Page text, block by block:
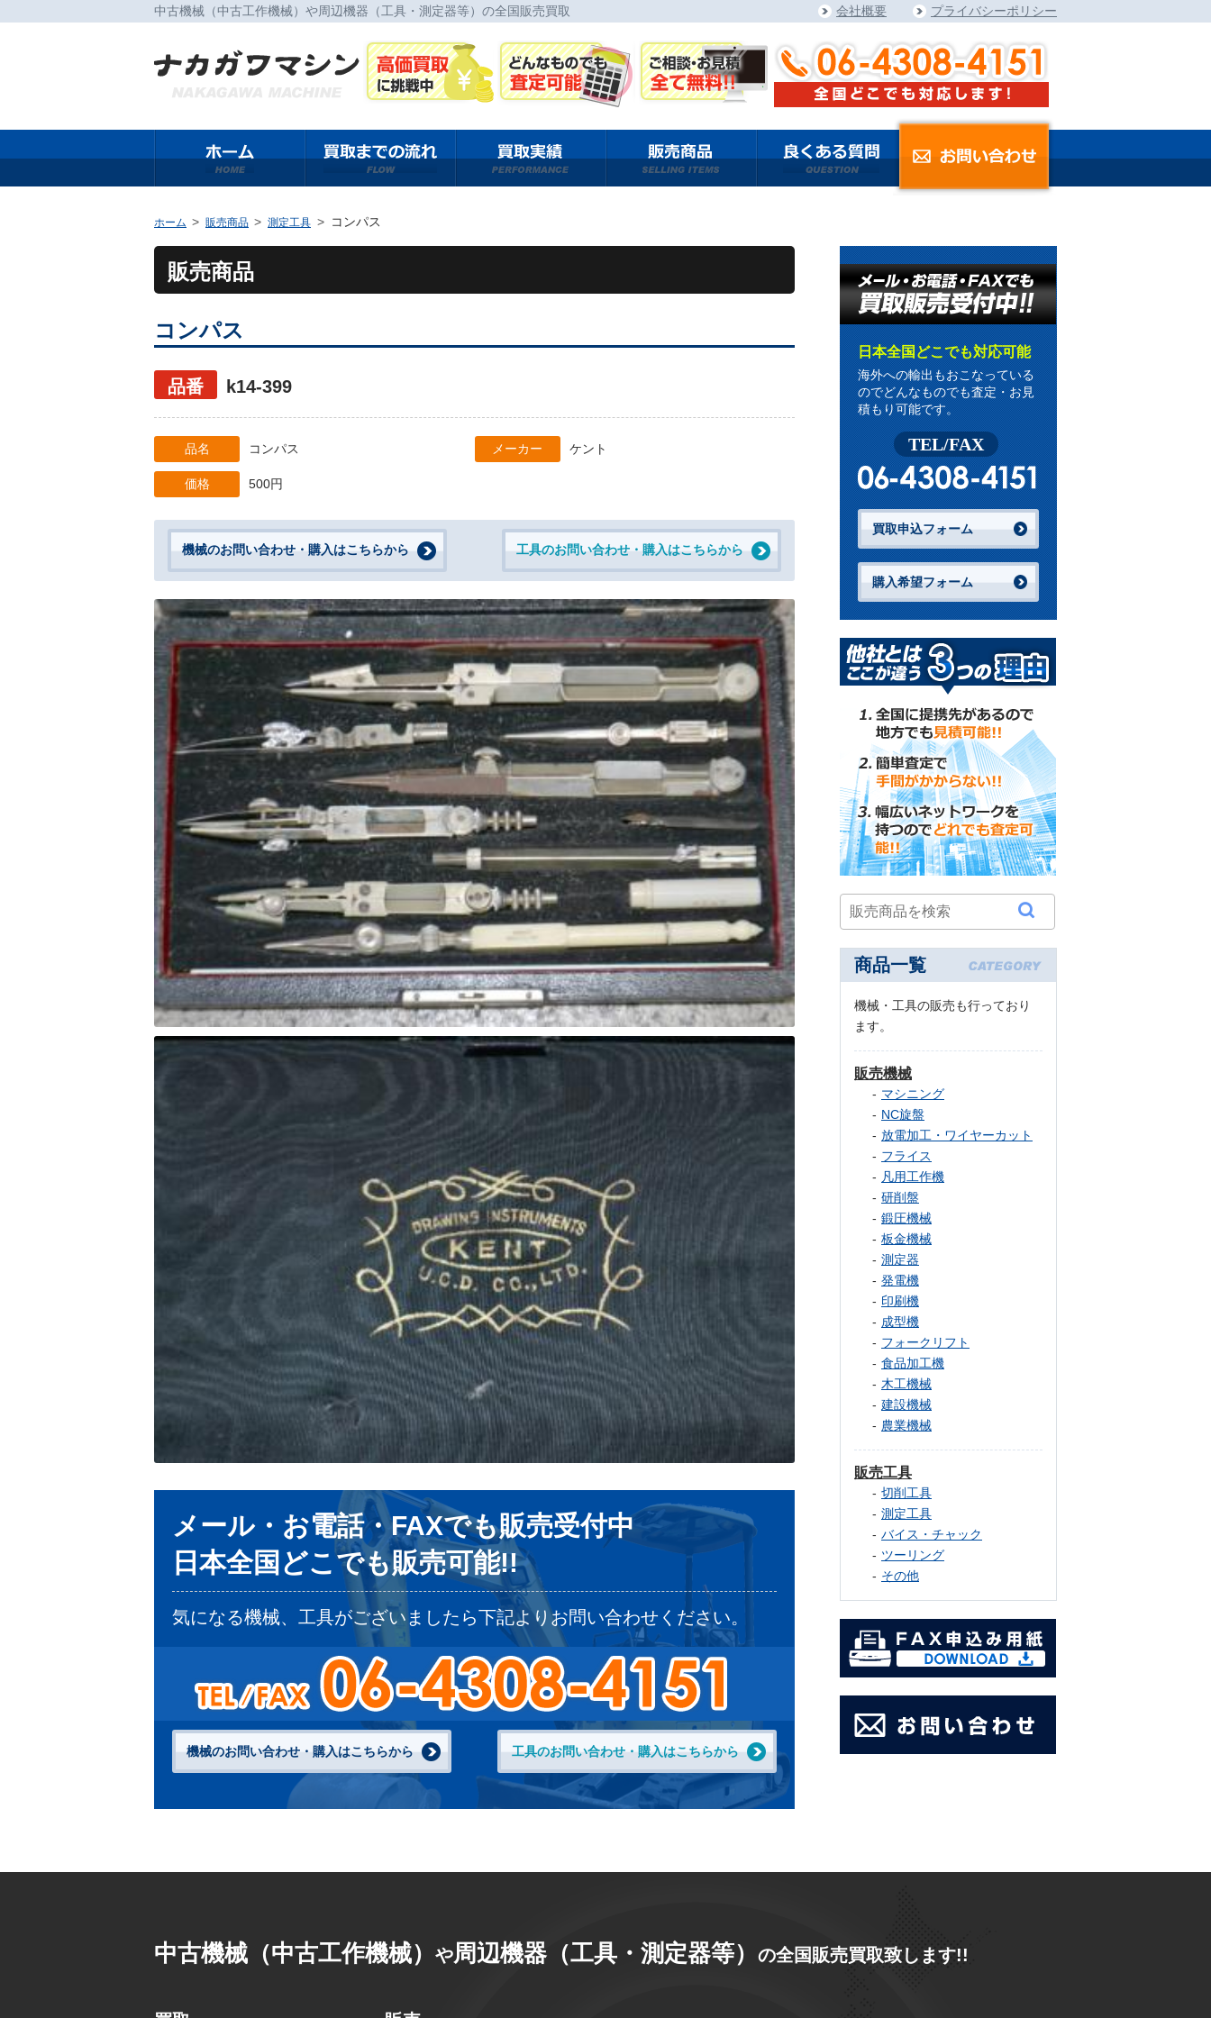
中古機械（中古工作機械）や周辺機器（工具・測定器等）の全国販売買取 会社概要 プライバシーポリシー
ホーム 販売商品 測定工具 コンパス
販売商品
コンパス
品番 k14-399
品名 コンパス メーカー ケント
価格 500円
機械のお問い合わせ・購入はこちらから 工具のお問い合わせ・購入はこちらから
メール・お電話・FAXでも販売受付中
日本全国どこでも販売可能!!
気になる機械、工具がございましたら下記よりお問い合わせください。
機械のお問い合わせ・購入はこちらから 工具のお問い合わせ・購入はこちらから
日本全国どこでも対応可能
海外への輸出もおこなっている
のでどんなものでも査定・お見
積もり可能です。
TEL/FAX
買取申込フォーム
購入希望フォーム
商品一覧
機械・工具の販売も行っており
ます。
販売機械
マシニング
NC旋盤
放電加工・ワイヤーカット
フライス
凡用工作機
研削盤
鍛圧機械
板金機械
測定器
発電機
印刷機
成型機
フォークリフト
食品加工機
木工機械
建設機械
農業機械
販売工具
切削工具
測定工具
バイス・チャック
ツーリング
その他
中古機械（中古工作機械） や周辺機器（工具・測定器等） の全国販売買取致します!!